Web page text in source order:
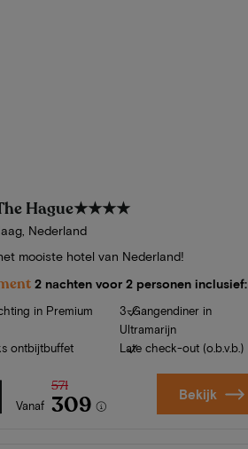
Hague★★★★
Nederland
mooiste hotel van Nederland!
2 nachten voor 2 personen inclusief:
in Premium
ontbijtbuffet
3-Gangendiner in
Ultramarijn
Late check-out (o.b.v.b.)
Vanaf
571
309 Bekijk